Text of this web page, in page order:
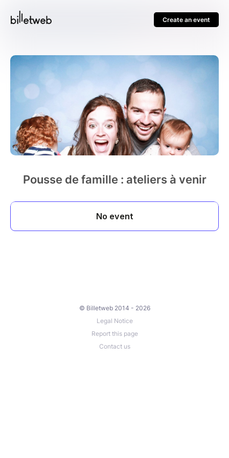
Create an event
Pousse de famille : ateliers à venir
© Billetweb 2014 - 2026
Legal Notice
Report this page
Contact us